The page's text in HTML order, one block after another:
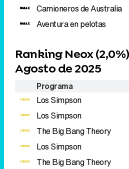
Camioneros de Australia
Aventura en pelotas
Ranking Neox (2,0%
Agosto de 2025
Programa
Los Simpson
Los Simpson
The Big Bang Theory
Los Simpson
The Big Bang Theory